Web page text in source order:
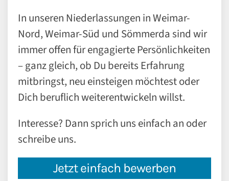
In unseren Niederlassungen in Weimar-
Nord, Weimar-Süd und Sömmerda sind wir
immer offen für engagierte Persönlichkeiten
– ganz gleich, ob Du bereits Erfahrung
mitbringst, neu einsteigen möchtest oder
Dich beruflich weiterentwickeln willst.
Interesse? Dann sprich uns einfach an oder
schreibe uns.
Jetzt einfach bewerben